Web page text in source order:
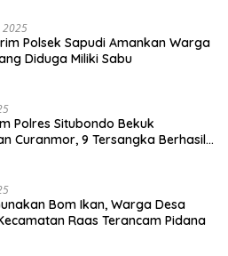
2025
Polsek Sapudi Amankan Warga
Diduga Miliki Sabu
Polres Situbondo Bekuk
Curanmor, 9 Tersangka Berhasil
Bom Ikan, Warga Desa
Raas Terancam Pidana